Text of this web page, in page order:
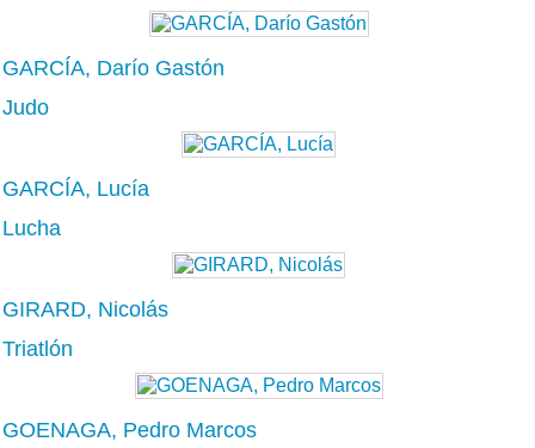
GARCÍA, Darío Gastón
Judo
GARCÍA, Lucía
Lucha
GIRARD, Nicolás
Triatlón
GOENAGA, Pedro Marcos